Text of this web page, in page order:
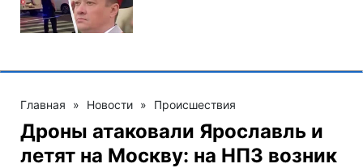
Главная » Новости » Происшествия
Дроны атаковали Ярославль и
летят на Москву: на НПЗ возник